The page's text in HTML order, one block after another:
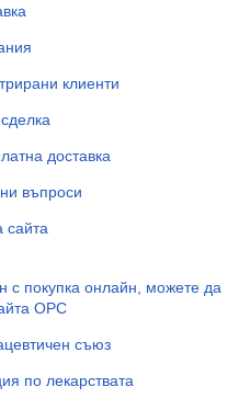
клиенти
доставка
въпроси
сайта
с покупка онлайн, можете да
ОРС
съюз
по лекарствата